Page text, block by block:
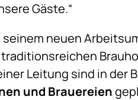
Gäste.“
neuen
Leitung sind in der
und Brauereien